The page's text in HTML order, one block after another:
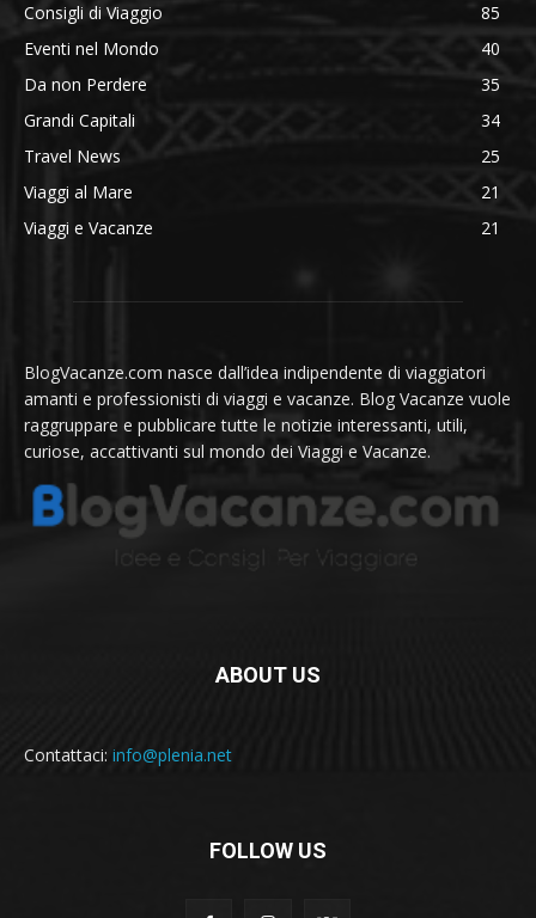
Consigli di Viaggio
85
Eventi nel Mondo
40
Da non Perdere
35
Grandi Capitali
34
Travel News
25
Viaggi al Mare
21
Viaggi e Vacanze
21
BlogVacanze.com nasce dall’idea indipendente di viaggiatori
amanti e professionisti di viaggi e vacanze. Blog Vacanze vuole
raggruppare e pubblicare tutte le notizie interessanti, utili,
curiose, accattivanti sul mondo dei Viaggi e Vacanze.
ABOUT US
Contattaci: info@plenia.net
FOLLOW US